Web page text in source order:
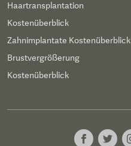
Haartransplantation
Kostenüberblick
Zahnimplantate Kostenüberblick
Brustvergrößerung
Kostenüberblick